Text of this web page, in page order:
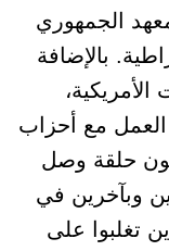
الجمهوري
بالإضافة
العمل مع أحزاب
حلقة وصل
وبآخرين في
تغلبوا على